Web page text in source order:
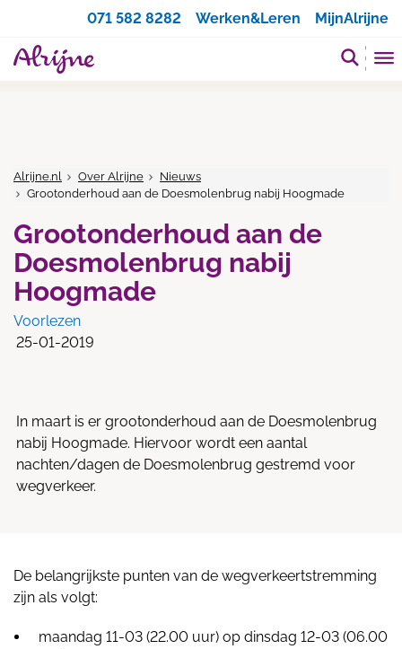
071 582 8282
Werken&Leren MijnAlrijne
Alrijne.nl Over Alrijne
Nieuws
Grootonderhoud aan de Doesmolenbrug nabij Hoogmade
Grootonderhoud aan de
Doesmolenbrug nabij
Hoogmade
Voorlezen
25-01-2019
In maart is er grootonderhoud aan de Doesmolenbrug
nabij Hoogmade. Hiervoor wordt een aantal
nachten/dagen de Doesmolenbrug gestremd voor
wegverkeer.
De belangrijkste punten van de wegverkeertstremming
zijn als volgt:
maandag 11-03 (22.00 uur) op dinsdag 12-03 (06.00